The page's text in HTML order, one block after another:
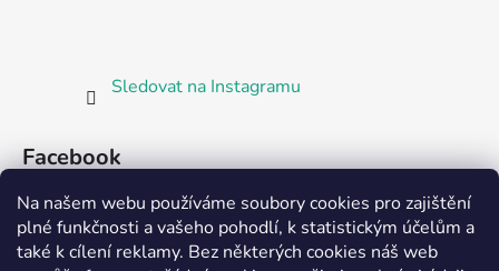
Na našem webu používáme soubory cookies pro zajištění
plné funkčnosti a vašeho pohodlí, k statistickým účelům a
také k cílení reklamy. Bez některých cookies náš web
Sledovat na Instagramu
Facebook